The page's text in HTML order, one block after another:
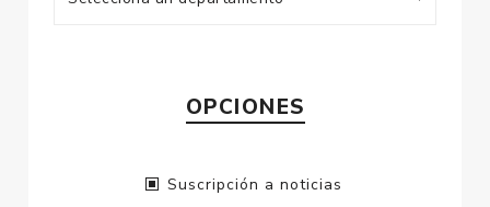
OPCIONES
Suscripción a noticias